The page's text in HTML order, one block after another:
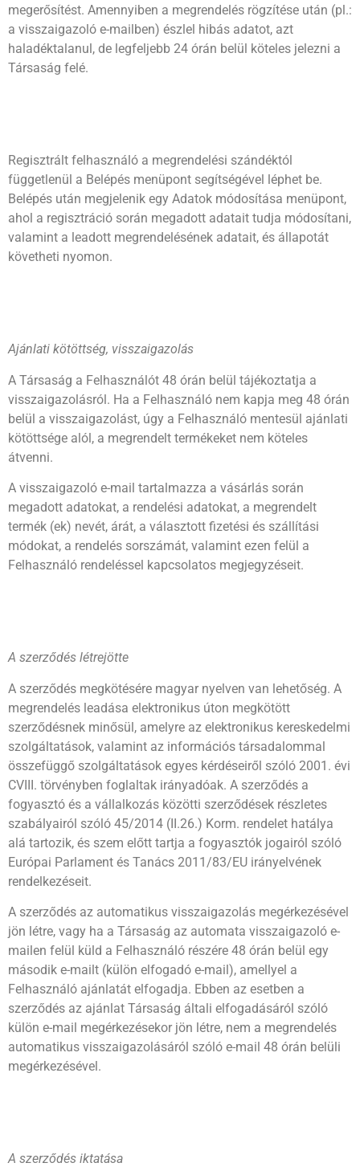
megerősítést. Amennyiben a megrendelés rögzítése után (pl.:
a visszaigazoló e-mailben) észlel hibás adatot, azt
haladéktalanul, de legfeljebb 24 órán belül köteles jelezni a
Társaság felé.
Regisztrált felhasználó a megrendelési szándéktól
függetlenül a Belépés menüpont segítségével léphet be.
Belépés után megjelenik egy Adatok módosítása menüpont,
ahol a regisztráció során megadott adatait tudja módosítani,
valamint a leadott megrendelésének adatait, és állapotát
követheti nyomon.
Ajánlati kötöttség, visszaigazolás
A Társaság a Felhasználót 48 órán belül tájékoztatja a
visszaigazolásról. Ha a Felhasználó nem kapja meg 48 órán
belül a visszaigazolást, úgy a Felhasználó mentesül ajánlati
kötöttsége alól, a megrendelt termékeket nem köteles
átvenni.
A visszaigazoló e-mail tartalmazza a vásárlás során
megadott adatokat, a rendelési adatokat, a megrendelt
termék (ek) nevét, árát, a választott fizetési és szállítási
módokat, a rendelés sorszámát, valamint ezen felül a
Felhasználó rendeléssel kapcsolatos megjegyzéseit.
A szerződés létrejötte
A szerződés megkötésére magyar nyelven van lehetőség. A
megrendelés leadása elektronikus úton megkötött
szerződésnek minősül, amelyre az elektronikus kereskedelmi
szolgáltatások, valamint az információs társadalommal
összefüggő szolgáltatások egyes kérdéseiről szóló 2001. évi
CVIII. törvényben foglaltak irányadóak. A szerződés a
fogyasztó és a vállalkozás közötti szerződések részletes
szabályairól szóló 45/2014 (II.26.) Korm. rendelet hatálya
alá tartozik, és szem előtt tartja a fogyasztók jogairól szóló
Európai Parlament és Tanács 2011/83/EU irányelvének
rendelkezéseit.
A szerződés az automatikus visszaigazolás megérkezésével
jön létre, vagy ha a Társaság az automata visszaigazoló e-
mailen felül küld a Felhasználó részére 48 órán belül egy
második e-mailt (külön elfogadó e-mail), amellyel a
Felhasználó ajánlatát elfogadja. Ebben az esetben a
szerződés az ajánlat Társaság általi elfogadásáról szóló
külön e-mail megérkezésekor jön létre, nem a megrendelés
automatikus visszaigazolásáról szóló e-mail 48 órán belüli
megérkezésével.
A szerződés iktatása